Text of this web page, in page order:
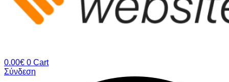
0.00€ 0 Cart
Σύνδεση